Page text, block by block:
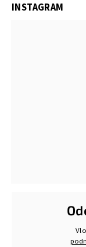
INSTAGRAM